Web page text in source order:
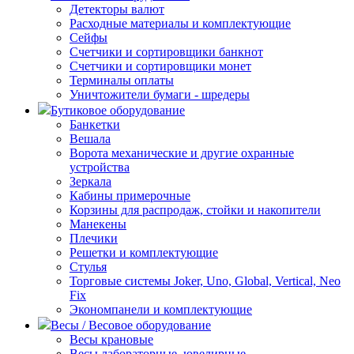
Детекторы валют
Расходные материалы и комплектующие
Сейфы
Счетчики и сортировщики банкнот
Счетчики и сортировщики монет
Терминалы оплаты
Уничтожители бумаги - шредеры
Бутиковое оборудование
Банкетки
Вешала
Ворота механические и другие охранные
устройства
Зеркала
Кабины примерочные
Корзины для распродаж, стойки и накопители
Манекены
Плечики
Решетки и комплектующие
Стулья
Торговые системы Joker, Uno, Global, Vertical, Neo
Fix
Экономпанели и комплектующие
Весы / Весовое оборудование
Весы крановые